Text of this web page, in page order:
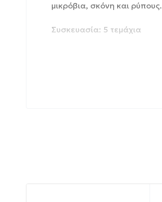
μικρόβια, σκόνη και ρύπους.
Συσκευασία: 5 τεμάχια